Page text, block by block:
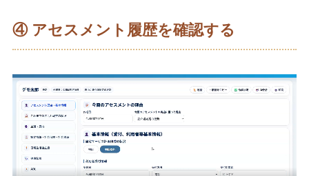
④ アセスメント履歴を確認する